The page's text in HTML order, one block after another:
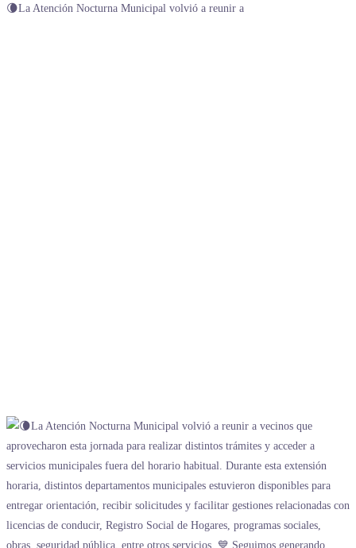
🌘La Atención Nocturna Municipal volvió a reunir a